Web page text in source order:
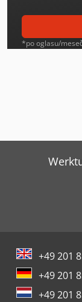
Mercedes-
Mercedes-
Mercedes-
Mercedes-
Mercedes-
Mercedes-
Tec Freetec
Vw T 5
*po oglasu/
+49 201
+49 201
+49 201